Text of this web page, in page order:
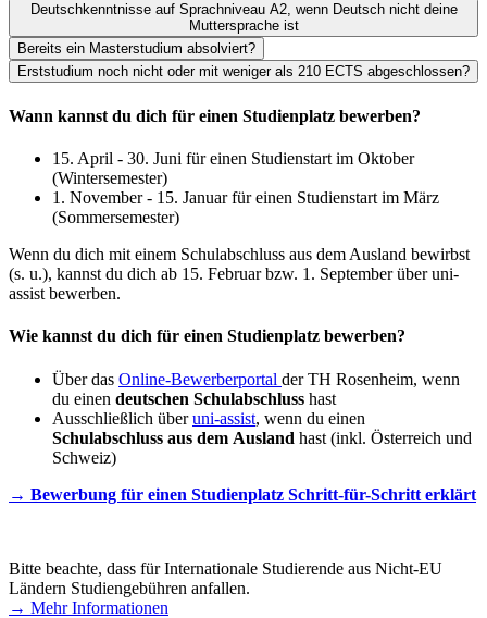
Deutschkenntnisse auf Sprachniveau A2, wenn Deutsch nicht deine
Muttersprache ist
Bereits ein Masterstudium absolviert?
Erststudium noch nicht oder mit weniger als 210 ECTS abgeschlossen?
Wann kannst du dich für einen Studienplatz bewerben?
15. April - 30. Juni für einen Studienstart im Oktober
(Wintersemester)
1. November - 15. Januar für einen Studienstart im März
(Sommersemester)
Wenn du dich mit einem Schulabschluss aus dem Ausland bewirbst
(s. u.), kannst du dich ab 15. Februar bzw. 1. September über uni-
assist bewerben.
Wie kannst du dich für einen Studienplatz bewerben?
Über das Online-Bewerberportal der TH Rosenheim, wenn
du einen deutschen Schulabschluss hast
Ausschließlich überuni-assist, wenn du einen
Schulabschluss aus dem Ausland hast (inkl. Österreich und
Schweiz)
→ Bewerbung für einen Studienplatz Schritt-für-Schritt erklärt
Bitte beachte, dass für Internationale Studierende aus Nicht-EU
Ländern Studiengebühren anfallen.
→ Mehr Informationen